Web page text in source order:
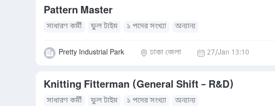
Pattern Master
সাধারণ কর্মী ফুল টাইম ১ পদের সংখ্যা অন্যান্য
Pretty Industrial Park ঢাকা জেলা 27/Jan 13:10
Knitting Fitterman (General Shift – R&D)
সাধারণ কর্মী ফুল টাইম ১ পদের সংখ্যা অন্যান্য